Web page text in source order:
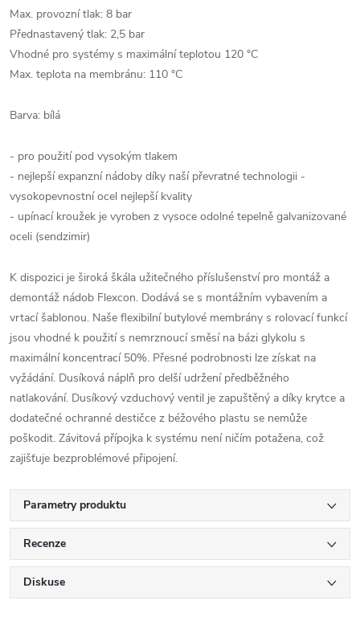
Max. provozní tlak: 8 bar
Přednastavený tlak: 2,5 bar
Vhodné pro systémy s maximální teplotou 120 °C
Max. teplota na membránu: 110 °C
Barva: bílá
- pro použití pod vysokým tlakem
- nejlepší expanzní nádoby díky naší převratné technologii -
vysokopevnostní ocel nejlepší kvality
- upínací kroužek je vyroben z vysoce odolné tepelně galvanizované
oceli (sendzimir)
K dispozici je široká škála užitečného příslušenství pro montáž a
demontáž nádob Flexcon. Dodává se s montážním vybavením a
vrtací šablonou. Naše flexibilní butylové membrány s rolovací funkcí
jsou vhodné k použití s nemrznoucí směsí na bázi glykolu s
maximální koncentrací 50%. Přesné podrobnosti lze získat na
vyžádání. Dusíková náplň pro delší udržení předběžného
natlakování. Dusíkový vzduchový ventil je zapuštěný a díky krytce a
dodatečné ochranné destičce z béžového plastu se nemůže
poškodit. Závitová přípojka k systému není ničím potažena, což
zajišťuje bezproblémové připojení.
Parametry produktu
Recenze
Diskuse